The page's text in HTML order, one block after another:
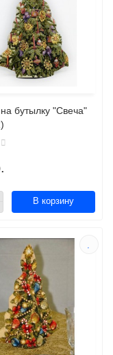
бутылку "Свеча"
В корзину